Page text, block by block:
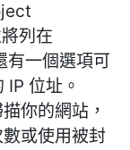
列在
有一個選項可
位址。
你的網站，
或使用被封